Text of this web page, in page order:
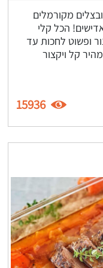
ובצלים מקורמלים
הכל קלי
ופשוט לחכות עד
קל ויקצור
15936